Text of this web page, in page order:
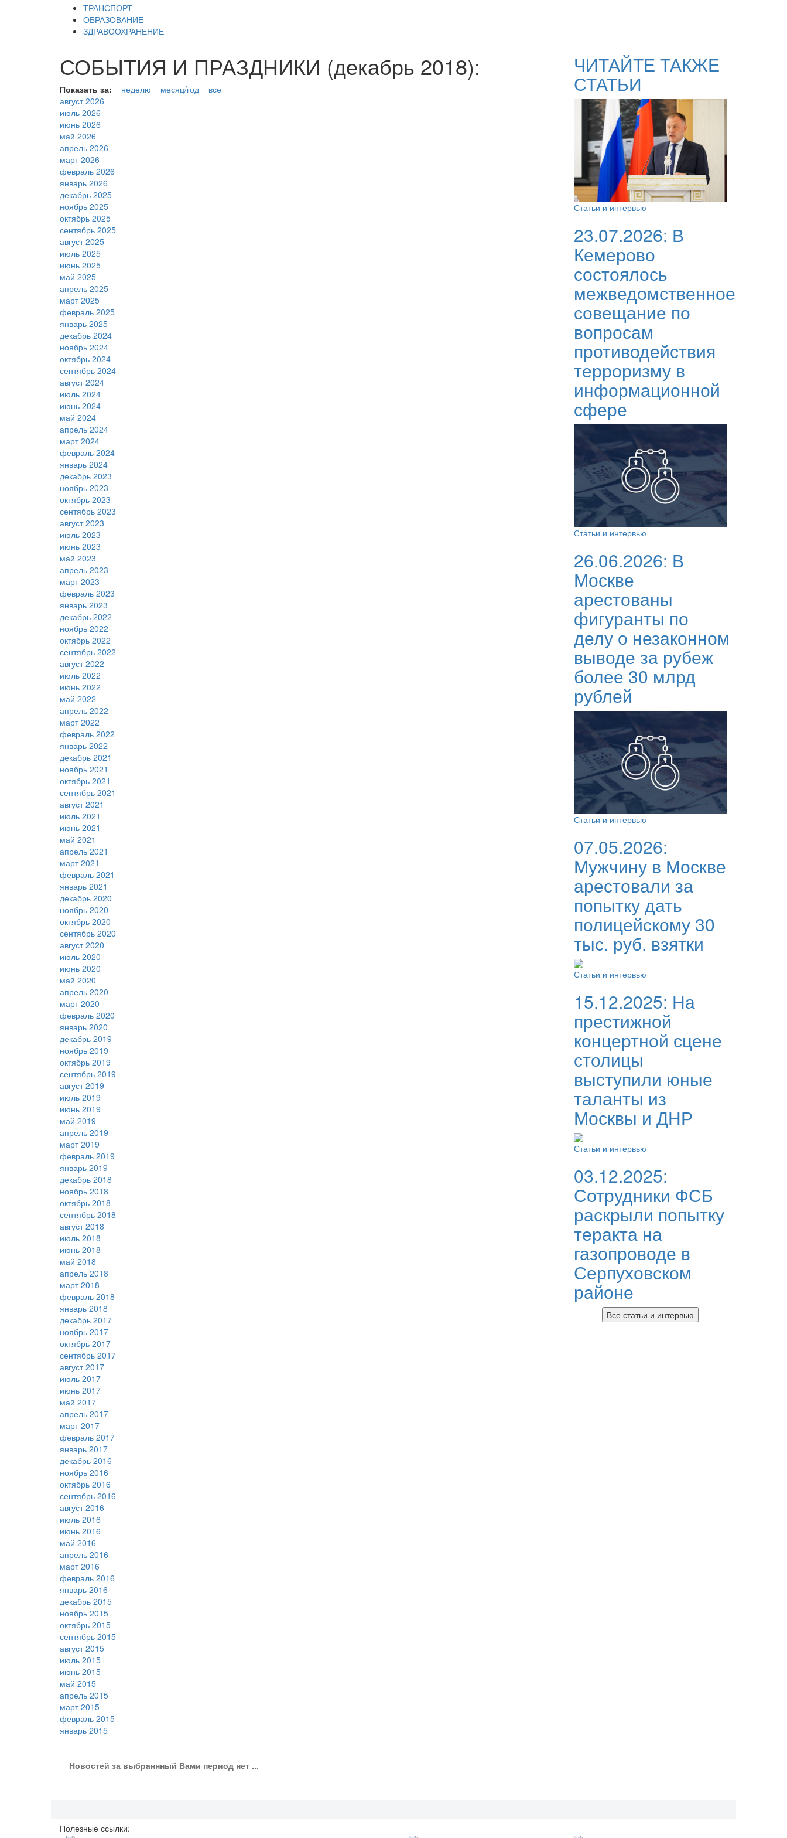
ТРАНСПОРТ
ОБРАЗОВАНИЕ
ЗДРАВООХРАНЕНИЕ
СОБЫТИЯ И ПРАЗДНИКИ (декабрь 2018):
Показать за: неделю месяц/год
все
август 2026
июль 2026
июнь 2026
май 2026
апрель 2026
март 2026
февраль 2026
январь 2026
декабрь 2025
ноябрь 2025
октябрь 2025
сентябрь 2025
август 2025
июль 2025
июнь 2025
май 2025
апрель 2025
март 2025
февраль 2025
январь 2025
декабрь 2024
ноябрь 2024
октябрь 2024
сентябрь 2024
август 2024
июль 2024
июнь 2024
май 2024
апрель 2024
март 2024
февраль 2024
январь 2024
декабрь 2023
ноябрь 2023
октябрь 2023
сентябрь 2023
август 2023
июль 2023
июнь 2023
май 2023
апрель 2023
март 2023
февраль 2023
январь 2023
декабрь 2022
ноябрь 2022
октябрь 2022
сентябрь 2022
август 2022
июль 2022
июнь 2022
май 2022
апрель 2022
март 2022
февраль 2022
январь 2022
декабрь 2021
ноябрь 2021
октябрь 2021
сентябрь 2021
август 2021
июль 2021
июнь 2021
май 2021
апрель 2021
март 2021
февраль 2021
январь 2021
декабрь 2020
ноябрь 2020
октябрь 2020
сентябрь 2020
август 2020
июль 2020
июнь 2020
май 2020
апрель 2020
март 2020
февраль 2020
январь 2020
декабрь 2019
ноябрь 2019
октябрь 2019
сентябрь 2019
август 2019
июль 2019
июнь 2019
май 2019
апрель 2019
март 2019
февраль 2019
январь 2019
декабрь 2018
ноябрь 2018
октябрь 2018
сентябрь 2018
август 2018
июль 2018
июнь 2018
май 2018
апрель 2018
март 2018
февраль 2018
январь 2018
декабрь 2017
ноябрь 2017
октябрь 2017
сентябрь 2017
август 2017
июль 2017
июнь 2017
май 2017
апрель 2017
март 2017
февраль 2017
январь 2017
декабрь 2016
ноябрь 2016
октябрь 2016
сентябрь 2016
август 2016
июль 2016
июнь 2016
май 2016
апрель 2016
март 2016
февраль 2016
январь 2016
декабрь 2015
ноябрь 2015
октябрь 2015
сентябрь 2015
август 2015
июль 2015
июнь 2015
май 2015
апрель 2015
март 2015
февраль 2015
январь 2015
Новостей за выбраннный Вами период нет ...
ЧИТАЙТЕ ТАКЖЕ
СТАТЬИ
Статьи и интервью
23.07.2026: В
Кемерово
состоялось
межведомственное
совещание по
вопросам
противодействия
терроризму в
информационной
сфере
Статьи и интервью
26.06.2026: В
Москве
арестованы
фигуранты по
делу о незаконном
выводе за рубеж
более 30 млрд
рублей
Статьи и интервью
07.05.2026:
Мужчину в Москве
арестовали за
попытку дать
полицейскому 30
тыс. руб. взятки
Статьи и интервью
15.12.2025: На
престижной
концертной сцене
столицы
выступили юные
таланты из
Москвы и ДНР
Статьи и интервью
03.12.2025:
Сотрудники ФСБ
раскрыли попытку
теракта на
газопроводе в
Серпуховском
районе
Все статьи и интервью
Полезные ссылки: